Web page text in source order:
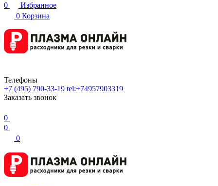
0
Избранное
0 Корзина
Телефоны
+7 (495) 790-33-19 tel:+74957903319
Заказать звонок
0
0
0